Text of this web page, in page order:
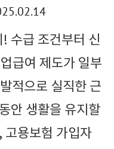
수급 조건부터 신
급여 제도가 일부
적으로 실직한 근
안 생활을 유지할
고용보험 가입자